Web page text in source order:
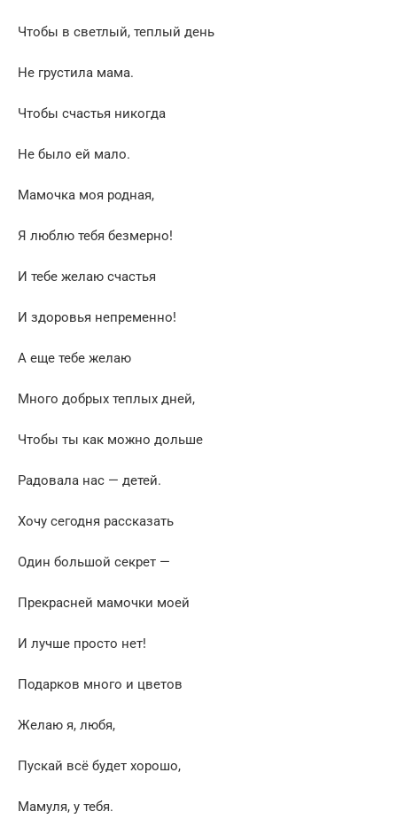
Чтобы в светлый, теплый день
Не грустила мама.
Чтобы счастья никогда
Не было ей мало.
Мамочка моя родная,
Я люблю тебя безмерно!
И тебе желаю счастья
И здоровья непременно!
А еще тебе желаю
Много добрых теплых дней,
Чтобы ты как можно дольше
Радовала нас — детей.
Хочу сегодня рассказать
Один большой секрет —
Прекрасней мамочки моей
И лучше просто нет!
Подарков много и цветов
Желаю я, любя,
Пускай всё будет хорошо,
Мамуля, у тебя.